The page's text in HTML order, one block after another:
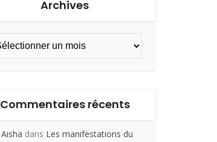
Archives
Commentaires récents
Aisha dans Les manifestations du